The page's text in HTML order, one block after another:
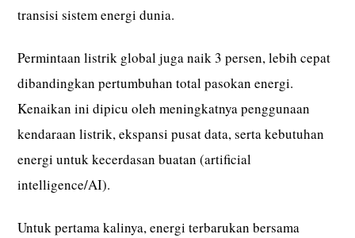
transisi sistem energi dunia.
Permintaan listrik global juga naik 3 persen, lebih cepat
dibandingkan pertumbuhan total pasokan energi.
Kenaikan ini dipicu oleh meningkatnya penggunaan
kendaraan listrik, ekspansi pusat data, serta kebutuhan
energi untuk kecerdasan buatan (artificial
intelligence/AI).
Untuk pertama kalinya, energi terbarukan bersama